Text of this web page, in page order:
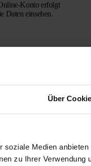
Über
soziale Medien anbieten
zu Ihrer Verwendung
Konto erfolgt
Daten einsehen.